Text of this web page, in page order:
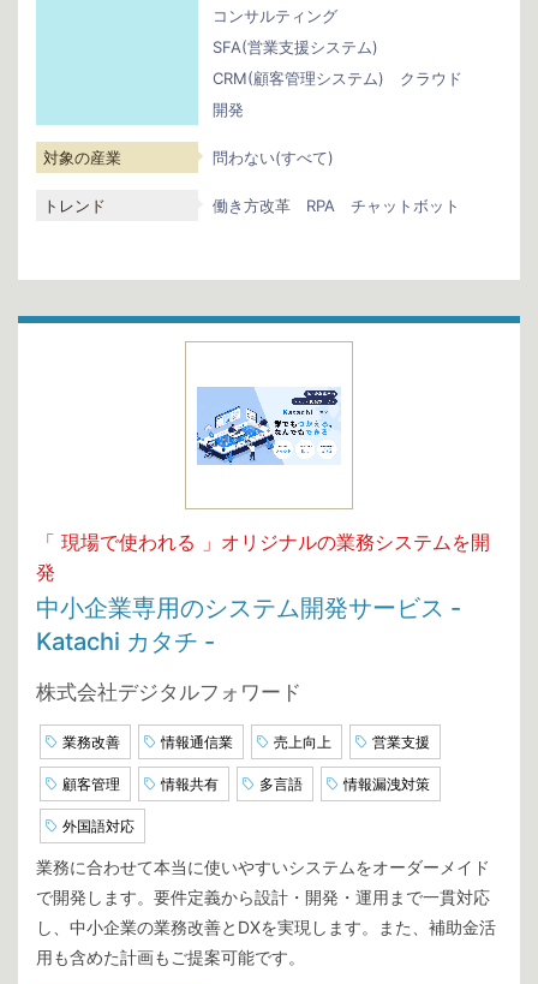
コンサルティング
SFA(営業支援システム)
CRM(顧客管理システム)
クラウド
開発
対象の産業 問わない(すべて)
トレンド 働き方改革 RPA チャットボット
「 現場で使われる 」オリジナルの業務システムを開
発
中小企業専用のシステム開発サービス -
Katachi カタチ -
株式会社デジタルフォワード
業務改善 情報通信業 売上向上 営業支援
顧客管理 情報共有 多言語 情報漏洩対策
外国語対応
業務に合わせて本当に使いやすいシステムをオーダーメイド
で開発します。要件定義から設計・開発・運用まで一貫対応
し、中小企業の業務改善とDXを実現します。また、補助金活
用も含めた計画もご提案可能です。